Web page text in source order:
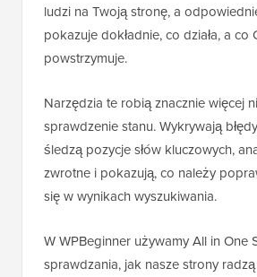
ludzi na Twoją stronę, a
pokazuje dokładnie, co działa, a co
powstrzymuje.
Narzędzia te robią znacznie więcej
sprawdzenie stanu. Wykrywają
śledzą pozycje słów kluczowych,
zwrotne i pokazują, co należy
się w wynikach wyszukiwania.
W WPBeginner używamy All in One
sprawdzania, jak nasze strony